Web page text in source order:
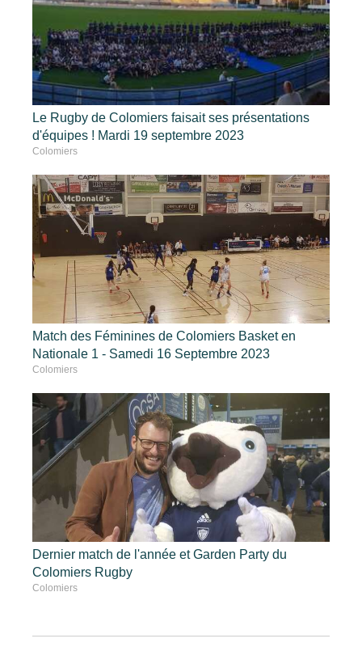
Le Rugby de Colomiers faisait ses présentations
d'équipes ! Mardi 19 septembre 2023
Colomiers
Match des Féminines de Colomiers Basket en
Nationale 1 - Samedi 16 Septembre 2023
Colomiers
Dernier match de l'année et Garden Party du
Colomiers Rugby
Colomiers